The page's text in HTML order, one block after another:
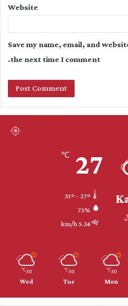
Website
Save my name, email, and
the next time I comment.
27
℃
75%
5.24 km/h
30
℃
Mon
30
℃
Tue
30
℃
Wed